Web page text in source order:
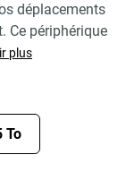
déplacements
Ce périphérique
plus
To